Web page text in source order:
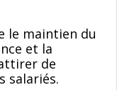
le maintien du
et la
de
salariés.